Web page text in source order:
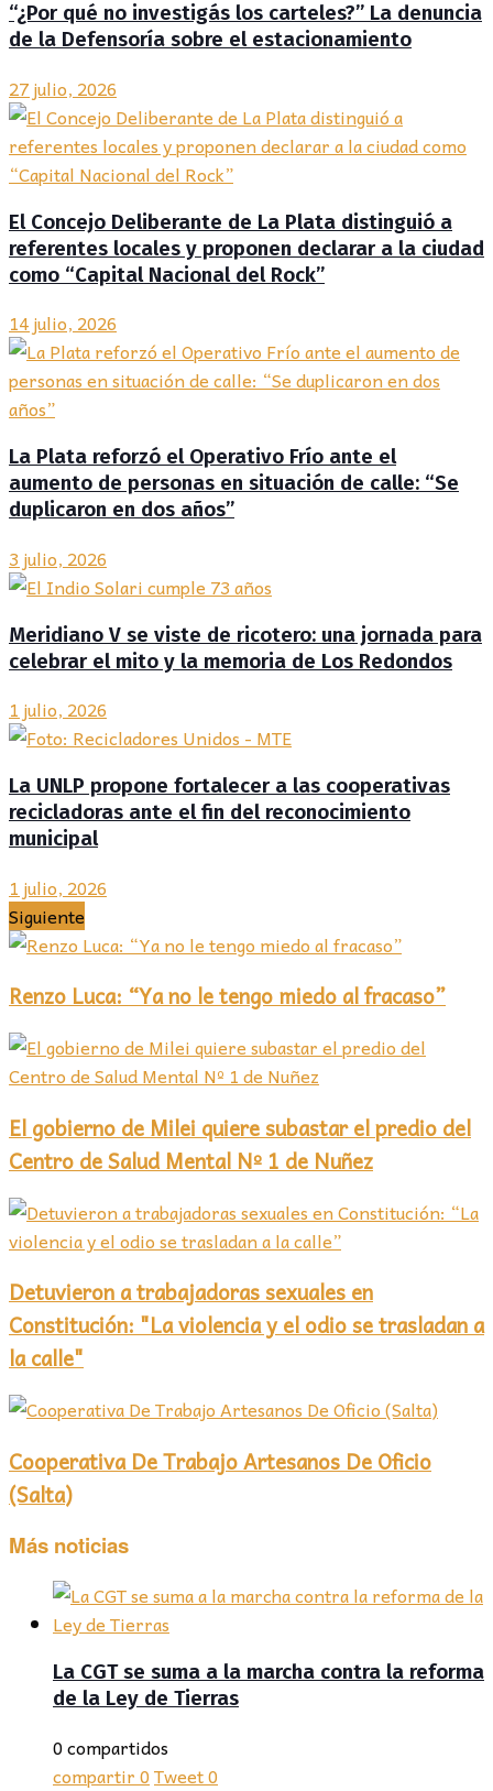
“¿Por qué no investigás los carteles?” La denuncia
de la Defensoría sobre el estacionamiento
27 julio, 2026
El Concejo Deliberante de La Plata distinguió a
referentes locales y proponen declarar a la ciudad
como “Capital Nacional del Rock”
14 julio, 2026
La Plata reforzó el Operativo Frío ante el
aumento de personas en situación de calle: “Se
duplicaron en dos años”
3 julio, 2026
Meridiano V se viste de ricotero: una jornada para
celebrar el mito y la memoria de Los Redondos
1 julio, 2026
La UNLP propone fortalecer a las cooperativas
recicladoras ante el fin del reconocimiento
municipal
1 julio, 2026
Siguiente
Renzo Luca: “Ya no le tengo miedo al fracaso”
El gobierno de Milei quiere subastar el predio del
Centro de Salud Mental Nº 1 de Nuñez
Detuvieron a trabajadoras sexuales en
Constitución: "La violencia y el odio se trasladan a
la calle"
Cooperativa De Trabajo Artesanos De Oficio
(Salta)
Más noticias
La CGT se suma a la marcha contra la reforma
de la Ley de Tierras
0 compartidos
compartir0Tweet0